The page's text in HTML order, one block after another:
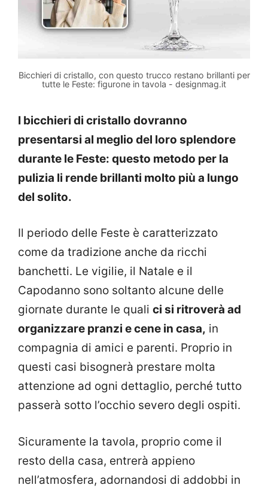
Bicchieri di cristallo, con questo trucco restano brillanti per
tutte le Feste: figurone in tavola - designmag.it
I bicchieri di cristallo dovranno
presentarsi al meglio del loro splendore
durante le Feste: questo metodo per la
pulizia li rende brillanti molto più a lungo
del solito.
Il periodo delle Feste è caratterizzato
come da tradizione anche da ricchi
banchetti. Le vigilie, il Natale e il
Capodanno sono soltanto alcune delle
giornate durante le quali ci si ritroverà ad
organizzare pranzi e cene in casa, in
compagnia di amici e parenti. Proprio in
questi casi bisognerà prestare molta
attenzione ad ogni dettaglio, perché tutto
passerà sotto l’occhio severo degli ospiti.
Sicuramente la tavola, proprio come il
resto della casa, entrerà appieno
nell’atmosfera, adornandosi di addobbi in